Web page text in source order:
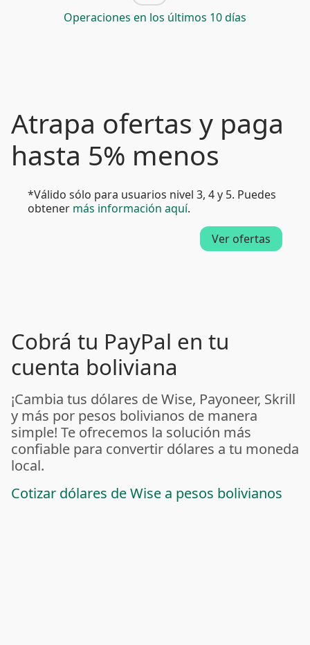
Operaciones en los últimos 10 días
Atrapa ofertas y paga
hasta 5% menos
*Válido sólo para usuarios nivel 3, 4 y 5. Puedes
obtener más información aquí.
Ver ofertas
Cobrá tu PayPal en tu
cuenta boliviana
¡Cambia tus dólares de Wise, Payoneer, Skrill
y más por pesos bolivianos de manera
simple! Te ofrecemos la solución más
confiable para convertir dólares a tu moneda
local.
Cotizar dólares de Wise a pesos bolivianos